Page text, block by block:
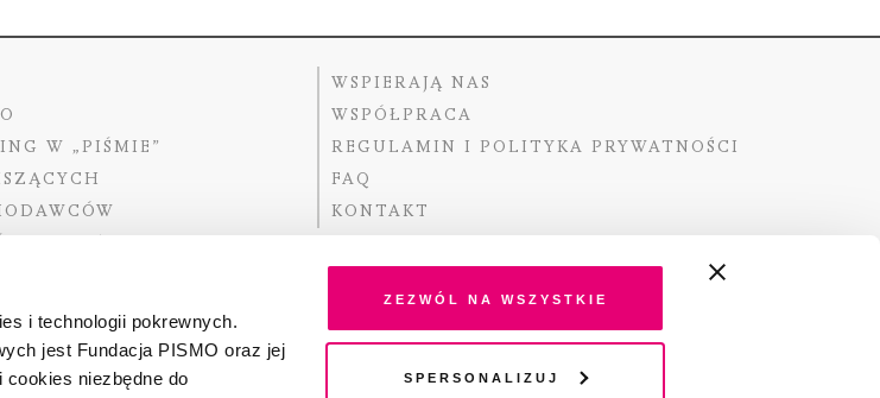
i technologii pokrewnych.
jest Fundacja PISMO oraz jej
niezbędne do
Zezwól na wszystkie
Spersonalizuj
W „PIŚMIE”
WSPIERAJĄ NAS
WSPÓŁPRACA
REGULAMIN I POLITYKA PRYWATNOŚCI
FAQ
KONTAKT
Dofinansowano ze środków Ministra Kultury i Dziedzictwa
Narodowego pochodzących z Funduszu Promocji Kultury –